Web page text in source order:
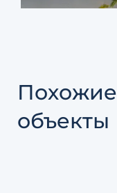
Похожие
объекты